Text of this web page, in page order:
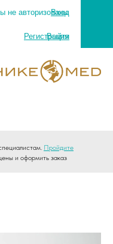
Выйти
не авторизованы
Вход
Регистрация
Пройдите
и оформить заказ